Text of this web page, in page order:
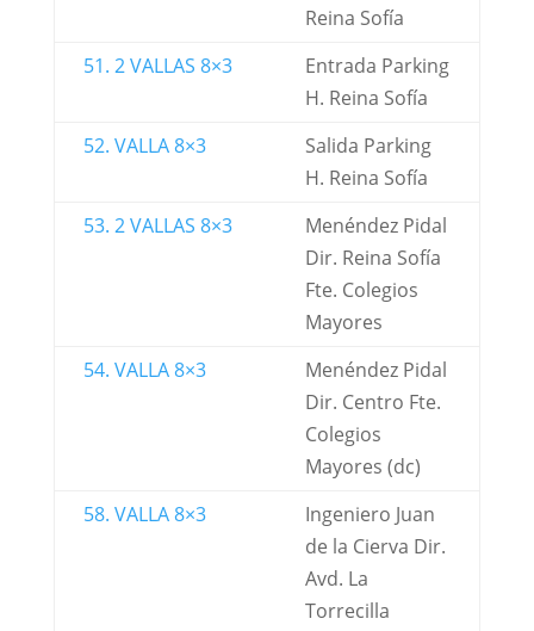
Reina Sofía
51. 2 VALLAS 8×3
Entrada Parking
H. Reina Sofía
52. VALLA 8×3
Salida Parking
H. Reina Sofía
53. 2 VALLAS 8×3
Menéndez Pidal
Dir. Reina Sofía
Fte. Colegios
Mayores
54. VALLA 8×3
Menéndez Pidal
Dir. Centro Fte.
Colegios
Mayores (dc)
58. VALLA 8×3
Ingeniero Juan
de la Cierva Dir.
Avd. La
Torrecilla